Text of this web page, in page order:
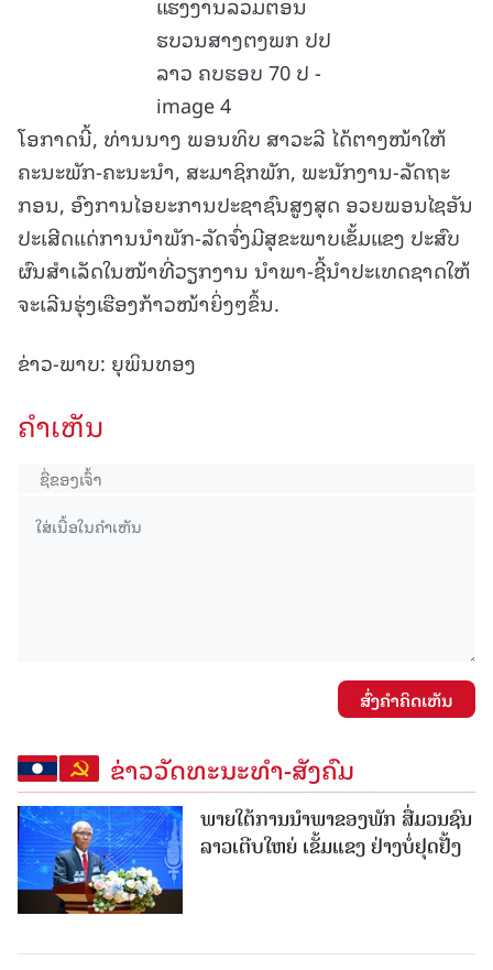
ໂອກາດນີ້, ທ່ານນາງ ພອນທິບ ສາວະລີ ໄດ້ຕາງໜ້າໃຫ້
ຄະນະພັກ-ຄະນະນຳ, ສະມາຊິກພັກ, ພະນັກງານ-ລັດຖະ
ກອນ, ອົງການໄອຍະການປະຊາຊົນສູງສຸດ ອວຍພອນໄຊອັນ
ປະເສີດແດ່ການນໍາພັກ-ລັດຈົ່ງມີສຸຂະພາບເຂັ້ມແຂງ ປະສົບ
ຜົນສໍາເລັດໃນໜ້າທີ່ວຽກງານ ນໍາພາ-ຊີ້ນໍາປະເທດຊາດໃຫ້
ຈະເລີນຮຸ່ງເຮືອງກ້າວໜ້າຍິ່ງໆຂຶ້ນ.
ຂ່າວ-ພາບ: ຍຸພິນທອງ
ຄໍາເຫັນ
ສົ່ງຄໍາຄິດເຫັນ
ຂ່າວວັດທະນະທຳ-ສັງຄົມ
ພາຍໃຕ້ການນໍາພາຂອງພັກ ສື່ມວນຊົນ
ລາວເຕີບໃຫຍ່ ເຂັ້ມແຂງ ຢ່າງບໍ່ຢຸດຢັ້ງ